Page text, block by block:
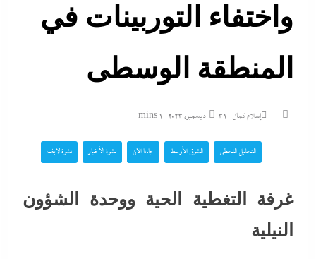
واختفاء التوربينات في
المنطقة الوسطى
إسلام كمال 31 ديسمبر، 2023 1 mins
التحليل اللحظي الشرق الأوسط جاءنا الآن نشرة الأخبار نشرة لايف
غرفة التغطية الحية ووحدة الشؤون
النيلية